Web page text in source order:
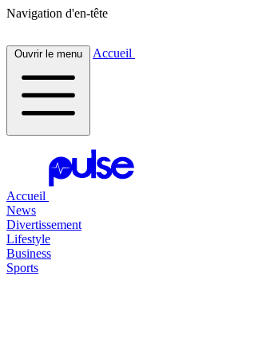
Navigation d'en-tête
Ouvrir le menu Accueil
Accueil
News
Divertissement
Lifestyle
Business
Sports